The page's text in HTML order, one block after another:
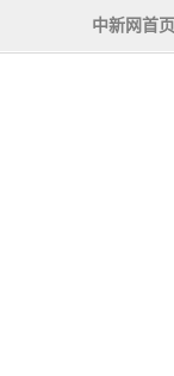
中新网首页